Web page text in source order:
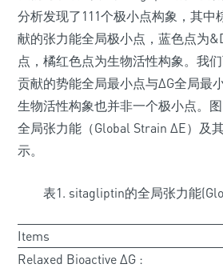
分析发现了111个极小点构象，其中
献的张力能全局极小点，蓝色点为
点，橘红色点为生物活性构象。我
贡献的势能全局最小点与ΔG全局最
生物活性构象也并非一个极小点。
全局张力能（Global Strain ΔE）及
示。
表1. sitagliptin的全局张力能
Items
Relaxed Bioactive ΔG :